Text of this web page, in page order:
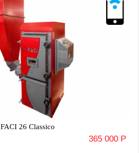
FACI 26 Classico
365 000 Р